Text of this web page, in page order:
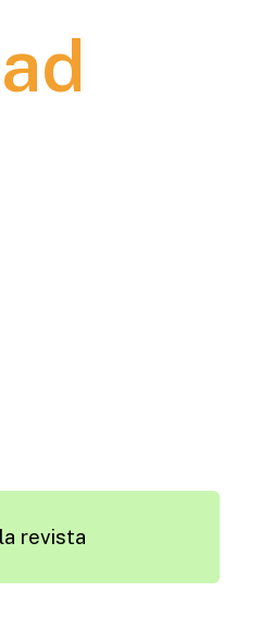
revista